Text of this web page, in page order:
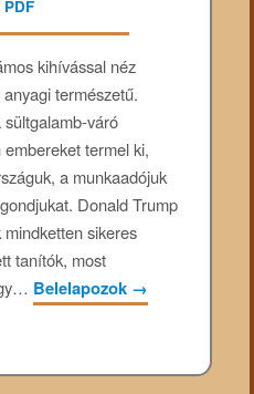
kihívással néz
természetű.
váró
termel ki,
a munkaadójuk
Donald Trump
sikeres
tanítók, most
Belelapozok →